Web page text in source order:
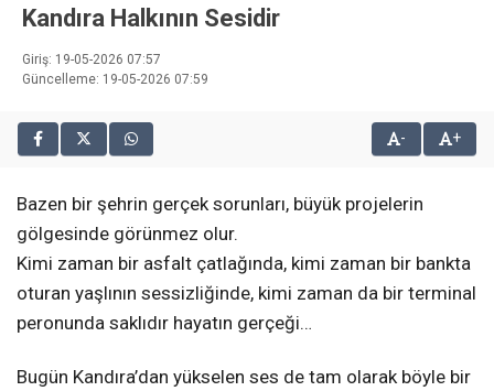
Kandıra Halkının Sesidir
Giriş: 19-05-2026 07:57
Güncelleme: 19-05-2026 07:59
- +
Bazen bir şehrin gerçek sorunları, büyük projelerin
gölgesinde görünmez olur.
Kimi zaman bir asfalt çatlağında, kimi zaman bir bankta
oturan yaşlının sessizliğinde, kimi zaman da bir terminal
peronunda saklıdır hayatın gerçeği…
Bugün Kandıra’dan yükselen ses de tam olarak böyle bir